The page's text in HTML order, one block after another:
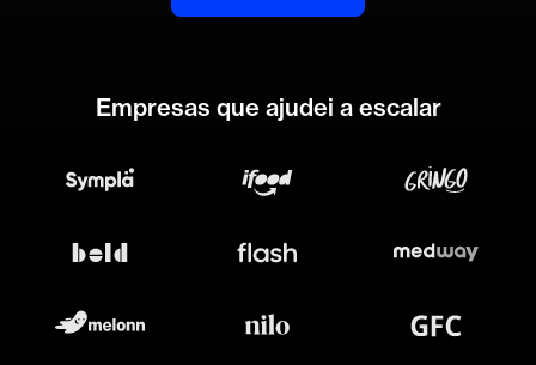
Empresas que ajudei a escalar